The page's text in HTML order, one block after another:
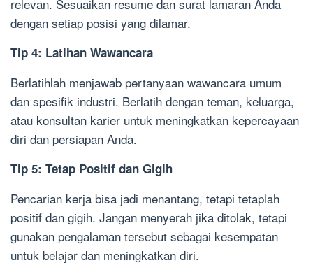
relevan. Sesuaikan resume dan surat lamaran Anda
dengan setiap posisi yang dilamar.
Tip 4: Latihan Wawancara
Berlatihlah menjawab pertanyaan wawancara umum
dan spesifik industri. Berlatih dengan teman, keluarga,
atau konsultan karier untuk meningkatkan kepercayaan
diri dan persiapan Anda.
Tip 5: Tetap Positif dan Gigih
Pencarian kerja bisa jadi menantang, tetapi tetaplah
positif dan gigih. Jangan menyerah jika ditolak, tetapi
gunakan pengalaman tersebut sebagai kesempatan
untuk belajar dan meningkatkan diri.